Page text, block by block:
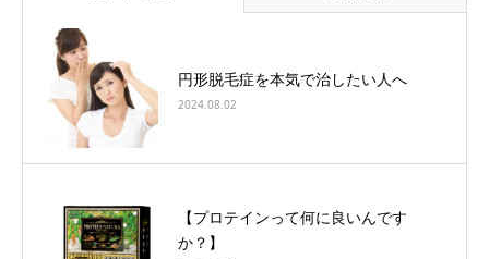
円形脱毛症を本気で治したい人へ
2024.08.02
【プロテインって何に良いんです
か？】